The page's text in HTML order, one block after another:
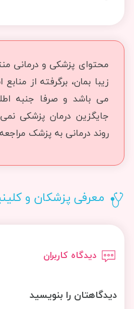
محتوای پزشکی و درمانی
زیبا بمان، برگرفته از
می باشد و صرفا جنبه
جایگزین درمان پزشکی
روند درمانی به پزشک
معرفی پزشکان و
دیدگاه کاربران
دیدگاهتان را بنویسید